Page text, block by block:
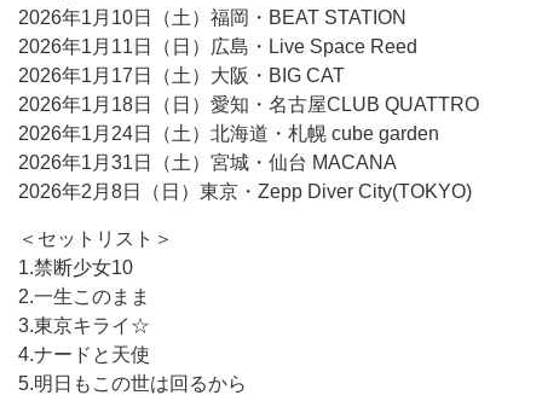
2026年1月10日（土）福岡・BEAT STATION
2026年1月11日（日）広島・Live Space Reed
2026年1月17日（土）大阪・BIG CAT
2026年1月18日（日）愛知・名古屋CLUB QUATTRO
2026年1月24日（土）北海道・札幌 cube garden
2026年1月31日（土）宮城・仙台 MACANA
2026年2月8日（日）東京・Zepp Diver City(TOKYO)
＜セットリスト＞
1.禁断少女10
2.一生このまま
3.東京キライ☆
4.ナードと天使
5.明日もこの世は回るから